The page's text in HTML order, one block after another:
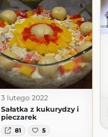
Jordan
3 lutego 2022
Sałatka z kukurydzy i
pieczarek
81 5